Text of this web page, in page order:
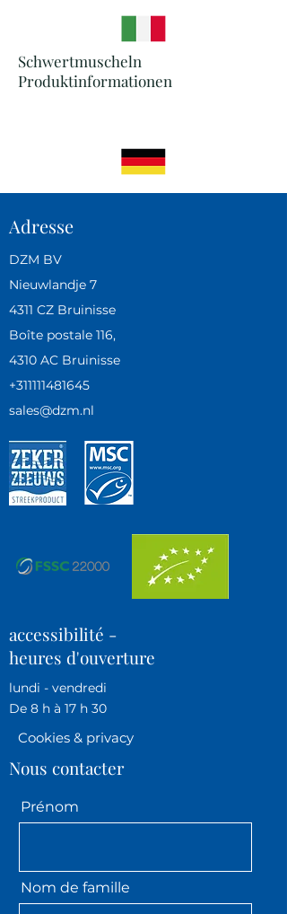
Schwertmuscheln
Produktinformationen
Adresse
DZM BV
Nieuwlandje 7
4311 CZ Bruinisse
Boîte postale 116,
4310 AC Bruinisse
+311111481645
sales@dzm.nl
accessibilité -
heures d'ouverture
lundi - vendredi
De 8 h à 17 h 30
Cookies & privacy
Nous contacter
Prénom
Nom de famille